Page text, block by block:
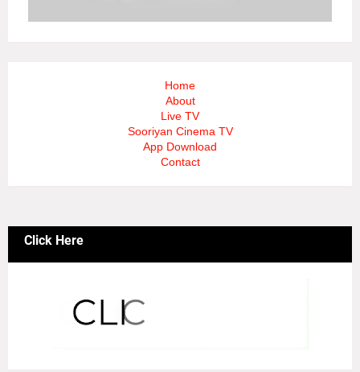
Home
About
Live TV
Sooriyan Cinema TV
App Download
Contact
Click Here